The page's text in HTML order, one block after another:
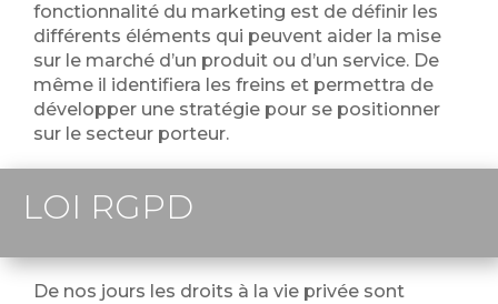
fonctionnalité du marketing est de définir les
différents éléments qui peuvent aider la mise
sur le marché d’un produit ou d’un service. De
même il identifiera les freins et permettra de
développer une stratégie pour se positionner
sur le secteur porteur.
LOI RGPD
De nos jours les droits à la vie privée sont